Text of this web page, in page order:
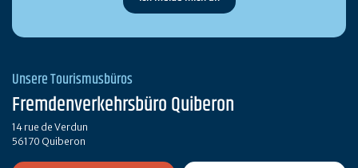
Unsere Tourismusbüros
Fremdenverkehrsbüro Quiberon
14 rue de Verdun
56170 Quiberon